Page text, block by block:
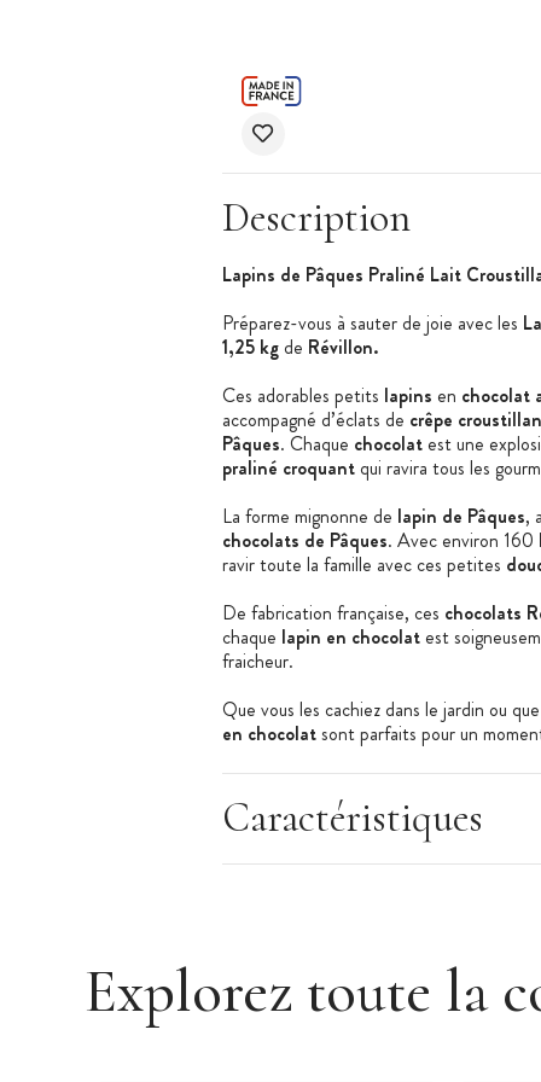
Description
Lapins de Pâques Praliné Lait
Préparez-vous à sauter de joie avec les
1,25 kgde Révillon.
Ces adorables petits lapins en chocolat
accompagné d’éclats de crêpe
Pâques. Chaque chocolat est une
praliné croquant qui ravira tous les
La forme mignonne de lapin de Pâques,
chocolats de Pâques. Avec environ 160
ravir toute la famille avec ces petites
De fabrication française, ces chocolats
chaque lapin en chocolatest
fraicheur.
Que vous les cachiez dans le jardin ou
en chocolatsont parfaits pour un
Les + produit :
Fourrage praliné croustillant
Forme lapin idéale pour Pâques
Caractéristiques des chocolats :
Chocolat de Pâques
Caractéristiques
Explorez toute la